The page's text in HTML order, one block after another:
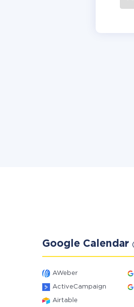
Google Calendar
AWeber
ActiveCampaign
Airtable